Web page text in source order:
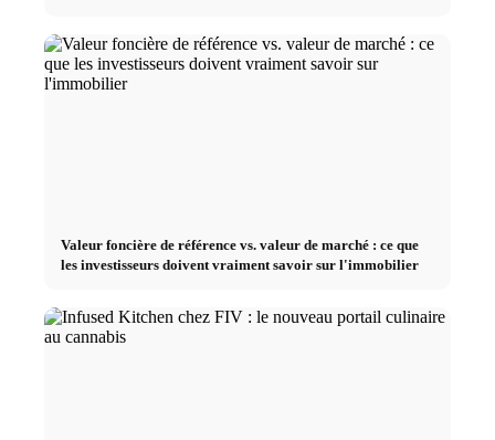
Valeur foncière de référence vs. valeur de marché : ce que
les investisseurs doivent vraiment savoir sur l'immobilier